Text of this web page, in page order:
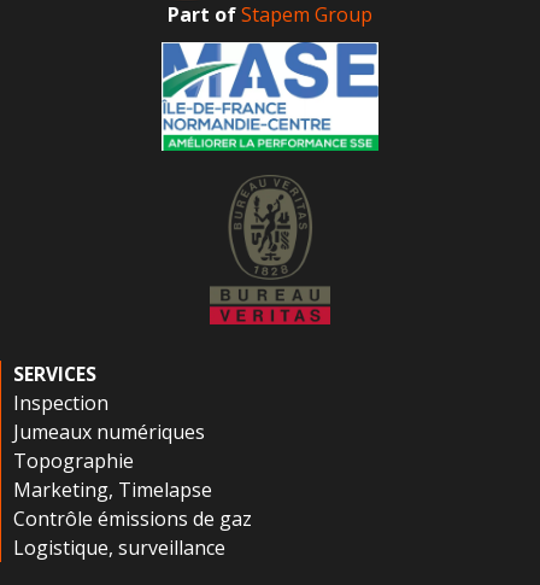
Part ofStapem Group
SERVICES
Inspection
Jumeaux numériques
Topographie
Marketing, Timelapse
Contrôle émissions de gaz
Logistique, surveillance